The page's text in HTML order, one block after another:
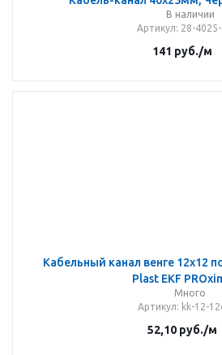
В наличии
Артикул: 28-
141 руб./м
Кабельный канал венге 12х12
Plast EKF
Много
Артикул: kk-12-
52,10руб./м